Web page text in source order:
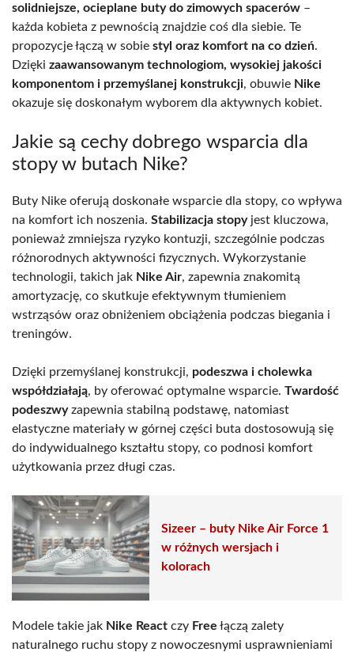
solidniejsze, ocieplane buty do zimowych spacerów –
każda kobieta z pewnością znajdzie coś dla siebie. Te
propozycje łączą w sobie styl oraz komfort na co dzień.
Dzięki zaawansowanym technologiom, wysokiej jakości
komponentom i przemyślanej konstrukcji, obuwie Nike
okazuje się doskonałym wyborem dla aktywnych kobiet.
Jakie są cechy dobrego wsparcia dla
stopy w butach Nike?
Buty Nike oferują doskonałe wsparcie dla stopy, co wpływa
na komfort ich noszenia. Stabilizacja stopyjest kluczowa,
ponieważ zmniejsza ryzyko kontuzji, szczególnie podczas
różnorodnych aktywności fizycznych. Wykorzystanie
technologii, takich jak Nike Air, zapewnia znakomitą
amortyzację, co skutkuje efektywnym tłumieniem
wstrząsów oraz obniżeniem obciążenia podczas biegania i
treningów.
Dzięki przemyślanej konstrukcji, podeszwa i cholewka
współdziałają, by oferować optymalne wsparcie. Twardość
podeszwyzapewnia stabilną podstawę, natomiast
elastyczne materiały w górnej części buta dostosowują się
do indywidualnego kształtu stopy, co podnosi komfort
użytkowania przez długi czas.
Sizeer – buty Nike Air Force 1
w różnych wersjach i
kolorach
Modele takie jak Nike React czy Free łączą zalety
naturalnego ruchu stopy z nowoczesnymi usprawnieniami